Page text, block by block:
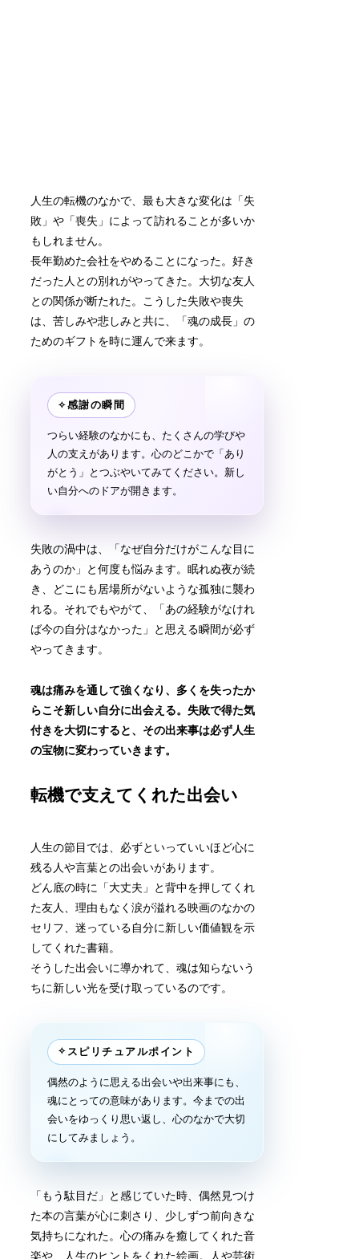
人生の転機のなかで、最も大きな変化は「失
敗」や「喪失」によって訪れることが多いか
もしれません。
長年勤めた会社をやめることになった。好き
だった人との別れがやってきた。大切な友人
との関係が断たれた。こうした失敗や喪失
は、苦しみや悲しみと共に、「魂の成長」の
ためのギフトを時に運んで来ます。
✧感謝の瞬間
つらい経験のなかにも、たくさんの学びや
人の支えがあります。心のどこかで「あり
がとう」とつぶやいてみてください。新し
い自分へのドアが開きます。
失敗の渦中は、「なぜ自分だけがこんな目に
あうのか」と何度も悩みます。眠れぬ夜が続
き、どこにも居場所がないような孤独に襲わ
れる。それでもやがて、「あの経験がなけれ
ば今の自分はなかった」と思える瞬間が必ず
やってきます。
魂は痛みを通して強くなり、多くを失ったか
らこそ新しい自分に出会える。失敗で得た気
付きを大切にすると、その出来事は必ず人生
の宝物に変わっていきます。
転機で支えてくれた出会い
人生の節目では、必ずといっていいほど心に
残る人や言葉との出会いがあります。
どん底の時に「大丈夫」と背中を押してくれ
た友人、理由もなく涙が溢れる映画のなかの
セリフ、迷っている自分に新しい価値観を示
してくれた書籍。
そうした出会いに導かれて、魂は知らないう
ちに新しい光を受け取っているのです。
✧ スピリチュアルポイント
偶然のように思える出会いや出来事にも、
魂にとっての意味があります。今までの出
会いをゆっくり思い返し、心のなかで大切
にしてみましょう。
「もう駄目だ」と感じていた時、偶然見つけ
た本の言葉が心に刺さり、少しずつ前向きな
気持ちになれた。心の痛みを癒してくれた音
楽や、人生のヒントをくれた絵画。人や芸術